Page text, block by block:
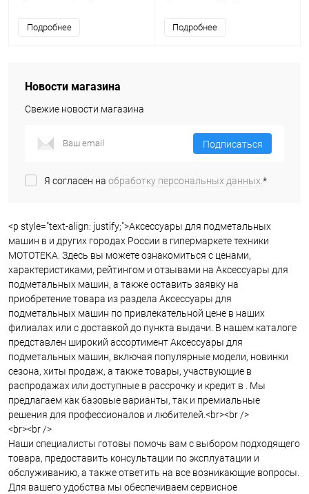
Подробнее Подробнее
Новости магазина
Свежие новости магазина
Подписаться
Я согласен на обработку персональных данных.*
<p style="text-align: justify;">Аксессуары для подметальных
машин в и других городах России в гипермаркете техники
МОТОТЕКА. Здесь вы можете ознакомиться с ценами,
характеристиками, рейтингом и отзывами на Аксессуары для
подметальных машин, а также оставить заявку на
приобретение товара из раздела Аксессуары для
подметальных машин по привлекательной цене в наших
филиалах или с доставкой до пункта выдачи. В нашем каталоге
представлен широкий ассортимент Аксессуары для
подметальных машин, включая популярные модели, новинки
сезона, хиты продаж, а также товары, участвующие в
распродажах или доступные в рассрочку и кредит в . Мы
предлагаем как базовые варианты, так и премиальные
решения для профессионалов и любителей.<br><br />
<br><br />
Наши специалисты готовы помочь вам с выбором подходящего
товара, предоставить консультации по эксплуатации и
обслуживанию, а также ответить на все возникающие вопросы.
Для вашего удобства мы обеспечиваем сервисное